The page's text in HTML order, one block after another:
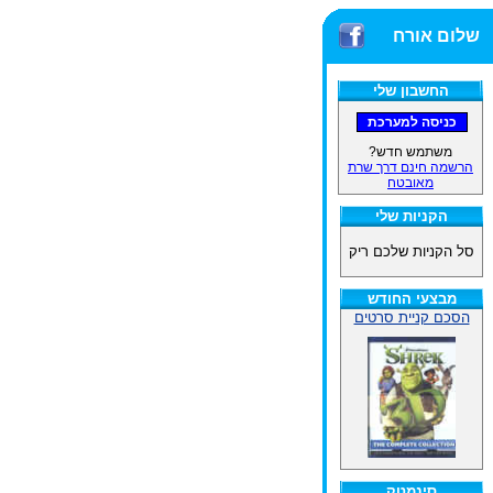
שלום אורח
החשבון שלי
משתמש חדש?
הרשמה חינם דרך שרת
מאובטח
הקניות שלי
סל הקניות שלכם ריק
מבצעי החודש
הסכם קניית סרטים